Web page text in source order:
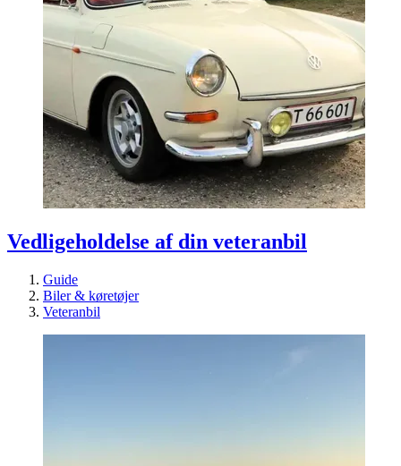
Vedligeholdelse af din veteranbil
Guide
Biler & køretøjer
Veteranbil